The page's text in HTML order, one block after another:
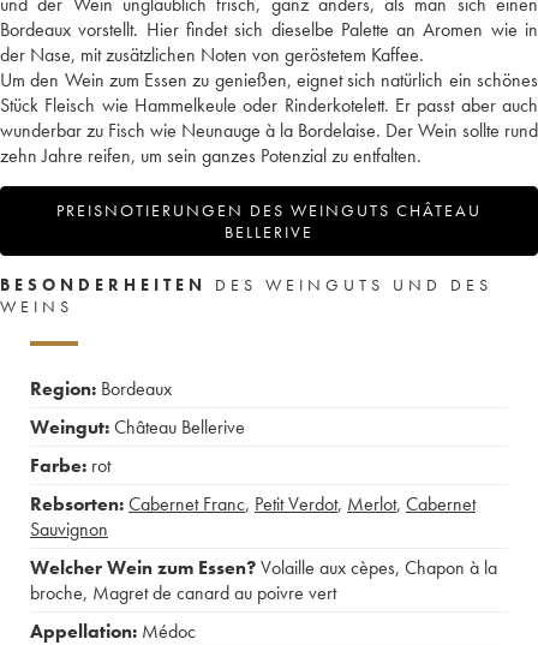
Bordeaux vorstellt. Hier findet sich dieselbe Palette an Aromen wie in
der Nase, mit zusätzlichen Noten von geröstetem Kaffee.
Um den Wein zum Essen zu genießen, eignet sich natürlich ein schönes
Stück Fleisch wie Hammelkeule oder Rinderkotelett. Er passt aber auch
wunderbar zu Fisch wie Neunauge à la Bordelaise. Der Wein sollte rund
zehn Jahre reifen, um sein ganzes Potenzial zu entfalten.
PREISNOTIERUNGEN DES WEINGUTS CHÂTEAU
BELLERIVE
BESONDERHEITEN
DES WEINGUTS UND DES
WEINS
Region: Bordeaux
Weingut:Château Bellerive
Farbe: rot
Rebsorten:Cabernet Franc, Petit Verdot, Merlot, Cabernet
Sauvignon
Welcher Wein zum Essen?Volaille aux cèpes, Chapon à la
broche, Magret de canard au poivre vert
Appellation: Médoc